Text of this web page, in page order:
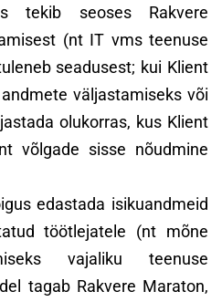
tekib seoses Rakvere
(nt IT vms teenuse
seadusest; kui Klient
väljastamiseks või
olukorras, kus Klient
võlgade sisse nõudmine
edastada isikuandmeid
töötlejatele (nt mõne
vajaliku teenuse
tagab Rakvere Maraton,